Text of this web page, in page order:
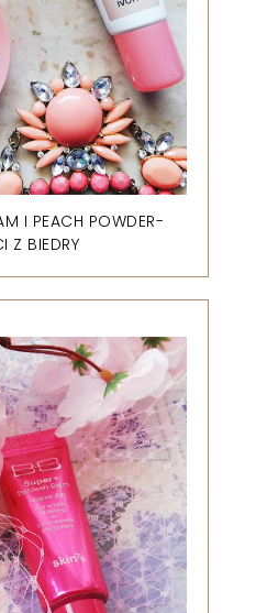
I PEACH POWDER-
Z BIEDRY